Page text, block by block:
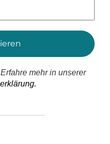
mehr in unserer